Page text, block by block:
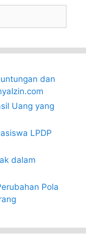
dan
Uang yang
LPDP
dalam
Pola